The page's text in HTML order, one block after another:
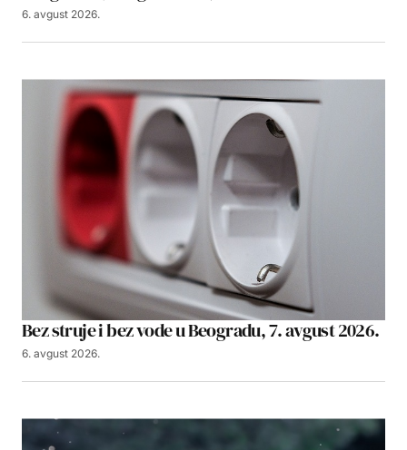
6. avgust 2026.
Bez struje i bez vode u Beogradu, 7. avgust 2026.
6. avgust 2026.